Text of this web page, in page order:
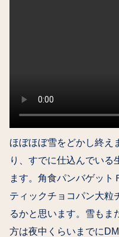
ほぼほぼ雪をどかし終え
り、すでに仕込んでいる
ます。角食パンバゲット
ティックチョコパン大粒
るかと思います。雪もま
方は夜中くらいまでに